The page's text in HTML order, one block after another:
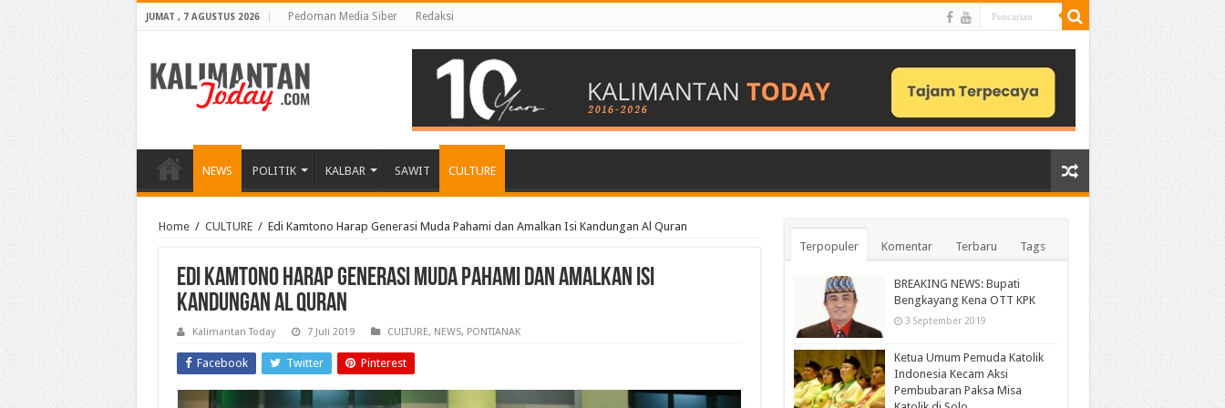
JUMAT , 7 AGUSTUS 2026 Pedoman Media Siber Redaksi
NEWS POLITIK KALBAR SAWIT CULTURE
Home / CULTURE / Edi Kamtono Harap Generasi Muda Pahami dan Amalkan Isi Kandungan Al Quran
Edi Kamtono Harap Generasi Muda Pahami dan Amalkan Isi
Kandungan Al Quran
Kalimantan Today 7 Juli 2019 CULTURE, NEWS, PONTIANAK
Facebook Twitter Pinterest
Terpopuler Komentar Terbaru Tags
BREAKING NEWS: Bupati
Bengkayang Kena OTT KPK
3 September 2019
Ketua Umum Pemuda Katolik
Indonesia Kecam Aksi
Pembubaran Paksa Misa